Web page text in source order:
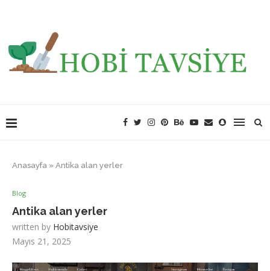
Anasayfa » Antika alan yerler
Blog
Antika alan yerler
written by Hobitavsiye
Mayıs 21, 2025